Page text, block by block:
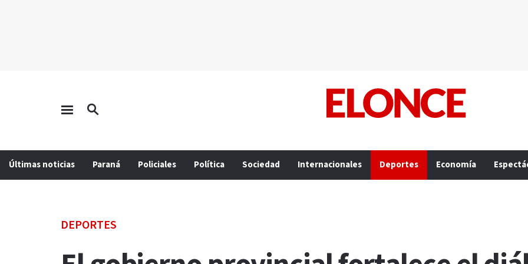
Últimas noticias Paraná Policiales Política Sociedad Internacionales Deportes Economía
DEPORTES